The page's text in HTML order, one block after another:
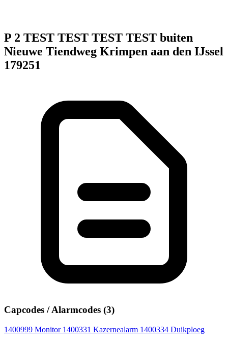
P 2 TEST TEST TEST TEST buiten
Nieuwe Tiendweg Krimpen aan den IJssel
179251
Capcodes / Alarmcodes (3)
1400999 Monitor 1400331 Kazernealarm 1400334 Duikploeg